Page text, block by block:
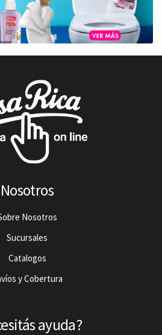
Nosotros
Nosotros
Sucursales
Catalogos
y Cobertura
ayuda?